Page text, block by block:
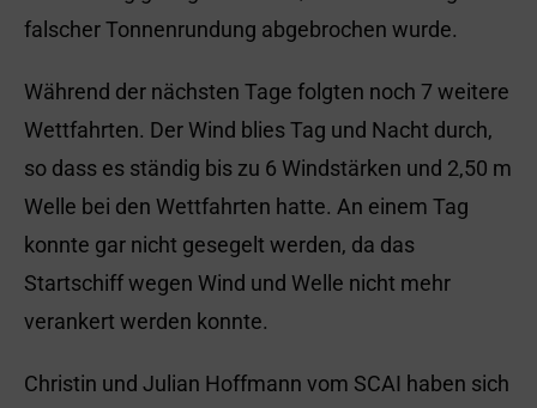
falscher Tonnenrundung abgebrochen wurde.
Während der nächsten Tage folgten noch 7 weitere
Wettfahrten. Der Wind blies Tag und Nacht durch,
so dass es ständig bis zu 6 Windstärken und 2,50 m
Welle bei den Wettfahrten hatte. An einem Tag
konnte gar nicht gesegelt werden, da das
Startschiff wegen Wind und Welle nicht mehr
verankert werden konnte.
Christin und Julian Hoffmann vom SCAI haben sich